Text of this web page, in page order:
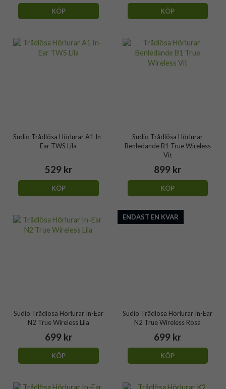
KÖP KÖP
Sudio Trådlösa Hörlurar A1 In-
Ear TWS Lila
529 kr
KÖP
Sudio Trådlösa Hörlurar
Benledande B1 True Wireless
Vit
899 kr
KÖP
Sudio Trådlösa Hörlurar In-Ear
N2 True Wireless Lila
699 kr
KÖP
ENDAST EN KVAR
Sudio Trådlösa Hörlurar In-Ear
N2 True Wireless Rosa
699 kr
KÖP